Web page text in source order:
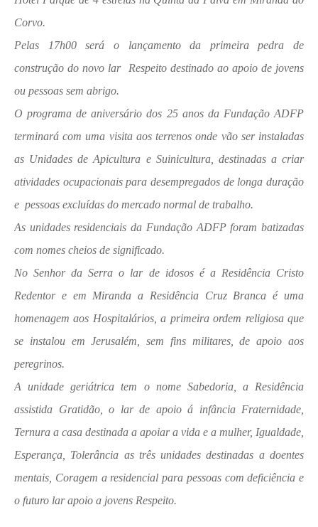
Corvo.
Pelas 17h00 será o lançamento da primeira pedra de
construção do novo lar Respeito destinado ao apoio de jovens
ou pessoas sem abrigo.
O programa de aniversário dos 25 anos da Fundação ADFP
terminará com uma visita aos terrenos onde vão ser instaladas
as Unidades de Apicultura e Suinicultura, destinadas a criar
atividades ocupacionais para desempregados de longa duração
e pessoas excluídas do mercado normal de trabalho.
As unidades residenciais da Fundação ADFP foram batizadas
com nomes cheios de significado.
No Senhor da Serra o lar de idosos é a Residência Cristo
Redentor e em Miranda a Residência Cruz Branca é uma
homenagem aos Hospitalários, a primeira ordem religiosa que
se instalou em Jerusalém, sem fins militares, de apoio aos
peregrinos.
A unidade geriátrica tem o nome Sabedoria, a Residência
assistida Gratidão, o lar de apoio á infância Fraternidade,
Ternura a casa destinada a apoiar a vida e a mulher, Igualdade,
Esperança, Tolerância as três unidades destinadas a doentes
mentais, Coragem a residencial para pessoas com deficiência e
o futuro lar apoio a jovens Respeito.